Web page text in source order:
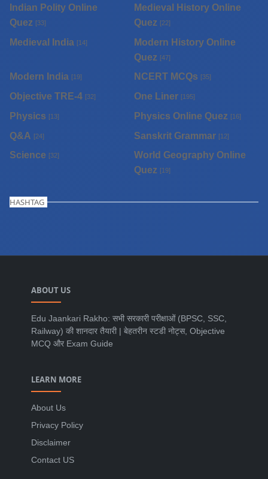
Indian Polity Online
Quez [33]
Medieval History Online
Quez [22]
Medieval India [14]
Modern History Online
Quez [47]
Modern India [19] NCERT MCQs [35]
Objective TRE-4 [32] One Liner [195]
Physics [13] Physics Online Quez [16]
Q&A [24] Sanskrit Grammar [12]
Science [32]
World Geography Online
Quez [19]
HASHTAG
ABOUT US
Edu Jaankari Rakho: सभी सरकारी परीक्षाओं (BPSC, SSC,
Railway) की शानदार तैयारी | बेहतरीन स्टडी नोट्स, Objective
MCQ और Exam Guide
LEARN MORE
About Us
Privacy Policy
Disclaimer
Contact US